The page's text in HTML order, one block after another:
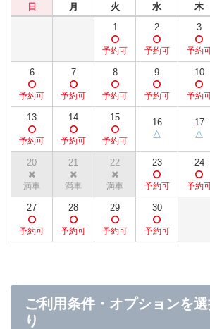
日 月 火 水 木
1
2 3
6 7 8 9 10
13 14 15 16 17
20 21 22 23 24
27 28 29 30
ご利用条件・オプションを
り